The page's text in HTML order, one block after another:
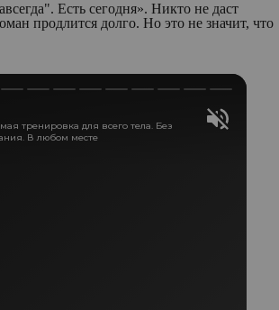
Есть сегодня». Никто не даст
продлится долго. Но это не значит, что